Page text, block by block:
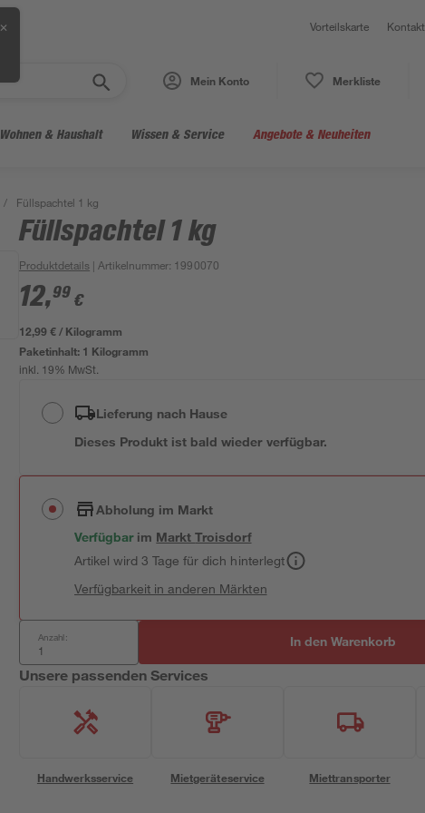
✕ Vorteilskarte Kontakt
Mein Konto Merkliste
Wohnen & Haushalt Wissen & Service Angebote & Neuheiten
/ Füllspachtel 1 kg
Füllspachtel 1 kg
Produktdetails | Artikelnummer: 1990070
12,99 €
12,99 € / Kilogramm
Paketinhalt: 1 Kilogramm
inkl. 19% MwSt.
Lieferung nach Hause
Dieses Produkt ist bald wieder verfügbar.
Abholung im Markt
Verfügbar im MarktTroisdorf
Artikel wird 3 Tage für dich hinterlegt
Verfügbarkeit in anderen Märkten
Anzahl: In den Warenkorb
Unsere passenden Services
Handwerksservice Mietgeräteservice Miettransporter